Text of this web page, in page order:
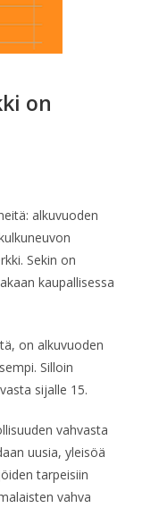
on
alkuvuoden
Sekin on
kaupallisessa
on alkuvuoden
Silloin
sijalle 15.
vahvasta
uusia, yleisöä
tarpeisiin
vahva